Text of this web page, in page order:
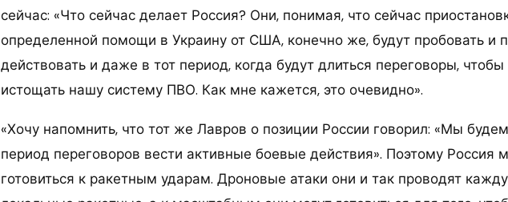
сейчас: «Что сейчас делает Россия? Они, понимая, что сейчас
определенной помощи в Украину от США, конечно же, будут пробовать и
действовать и даже в тот период, когда будут длиться переговоры, чтобы
истощать нашу систему ПВО. Как мне кажется, это очевидно».
«Хочу напомнить, что тот же Лавров о позиции России говорил: «Мы
период переговоров вести активные боевые действия». Поэтому Россия
готовиться к ракетным ударам. Дроновые атаки они и так проводят